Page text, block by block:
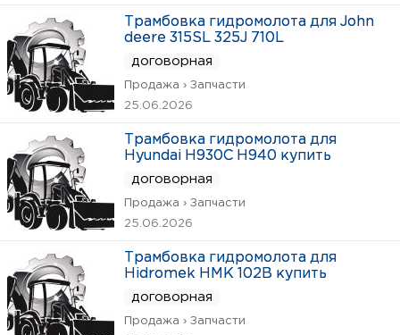
Трамбовка гидромолота для John
deere 315SL 325J 710L
договорная
Продажа › Запчасти
25.06.2026
Трамбовка гидромолота для
Hyundai H930C H940 купить
договорная
Продажа › Запчасти
25.06.2026
Трамбовка гидромолота для
Hidromek HMK 102B купить
договорная
Продажа › Запчасти